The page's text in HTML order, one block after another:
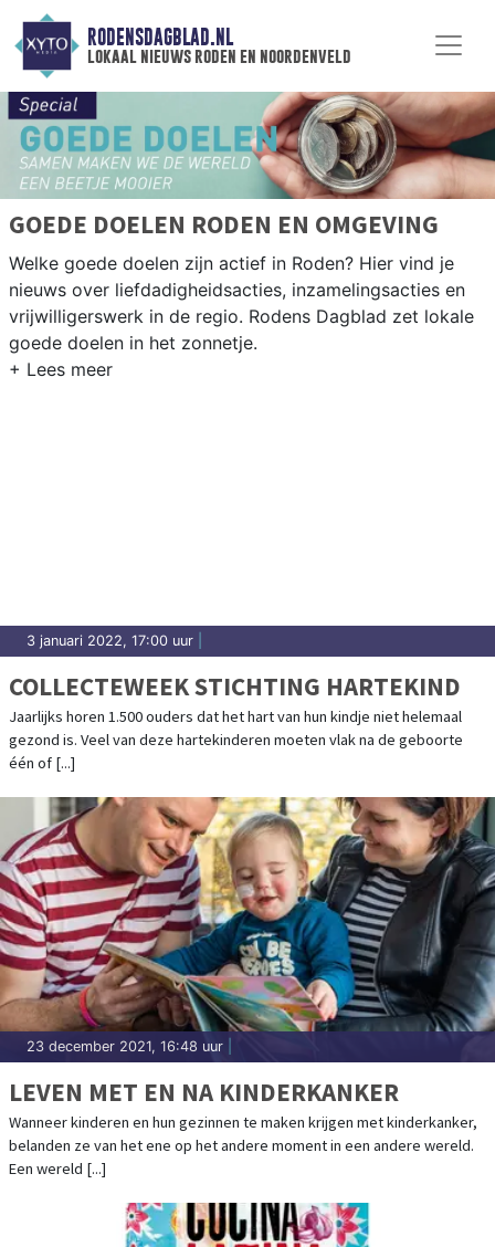
RODENSDAGBLAD.NL
lokaal nieuws roden en noordenveld
GOEDE DOELEN RODEN EN OMGEVING
Welke goede doelen zijn actief in Roden? Hier vind je
nieuws over liefdadigheidsacties, inzamelingsacties en
vrijwilligerswerk in de regio. Rodens Dagblad zet lokale
goede doelen in het zonnetje.
3 januari 2022, 17:00 uur
COLLECTEWEEK STICHTING HARTEKIND
Jaarlijks horen 1.500 ouders dat het hart van hun kindje niet helemaal
gezond is. Veel van deze hartekinderen moeten vlak na de geboorte
één of [...]
23 december 2021, 16:48 uur
LEVEN MET EN NA KINDERKANKER
Wanneer kinderen en hun gezinnen te maken krijgen met kinderkanker,
belanden ze van het ene op het andere moment in een andere wereld.
Een wereld [...]